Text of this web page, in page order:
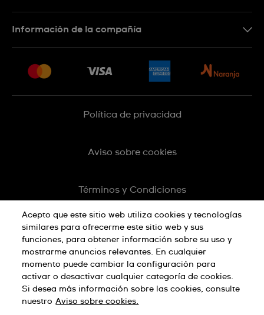
Información de la compañía
Empleo
Sitemap
Política de privacidad
Aviso sobre cookies
Términos y Condiciones
Acepto que este sitio web utiliza cookies y tecnologías
similares para ofrecerme este sitio web y sus
funciones, para obtener información sobre su uso y
mostrarme anuncios relevantes. En cualquier
momento puede cambiar la configuración para
activar o desactivar cualquier categoría de cookies.
Si desea más información sobre las cookies, consulte
nuestro Aviso sobre cookies.